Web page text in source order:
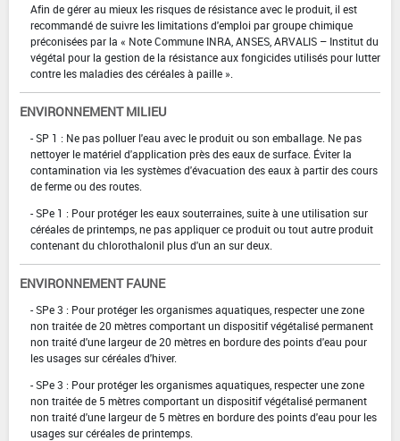
Afin de gérer au mieux les risques de résistance avec le produit, il est
recommandé de suivre les limitations d'emploi par groupe chimique
préconisées par la « Note Commune INRA, ANSES, ARVALIS – Institut du
végétal pour la gestion de la résistance aux fongicides utilisés pour lutter
contre les maladies des céréales à paille ».
ENVIRONNEMENT MILIEU
- SP 1 : Ne pas polluer l'eau avec le produit ou son emballage. Ne pas
nettoyer le matériel d'application près des eaux de surface. Éviter la
contamination via les systèmes d'évacuation des eaux à partir des cours
de ferme ou des routes.
- SPe 1 : Pour protéger les eaux souterraines, suite à une utilisation sur
céréales de printemps, ne pas appliquer ce produit ou tout autre produit
contenant du chlorothalonil plus d'un an sur deux.
ENVIRONNEMENT FAUNE
- SPe 3 : Pour protéger les organismes aquatiques, respecter une zone
non traitée de 20 mètres comportant un dispositif végétalisé permanent
non traité d'une largeur de 20 mètres en bordure des points d'eau pour
les usages sur céréales d'hiver.
- SPe 3 : Pour protéger les organismes aquatiques, respecter une zone
non traitée de 5 mètres comportant un dispositif végétalisé permanent
non traité d'une largeur de 5 mètres en bordure des points d'eau pour les
usages sur céréales de printemps.